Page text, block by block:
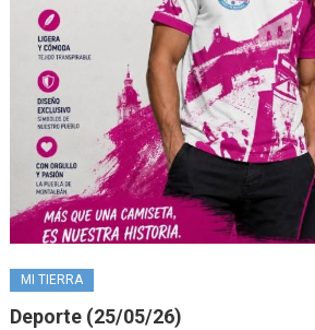
MI TIERRA
Deporte (25/05/26)